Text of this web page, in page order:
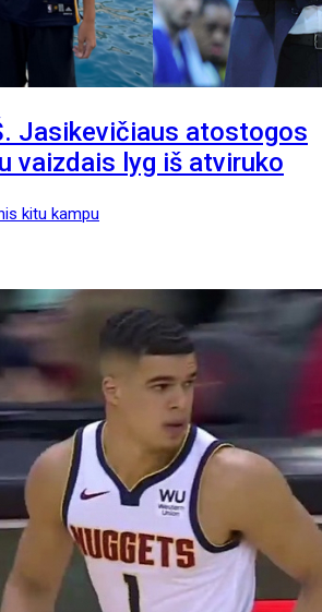
Jasikevičiaus atostogos
vaizdais lyg iš atviruko
kitu kampu